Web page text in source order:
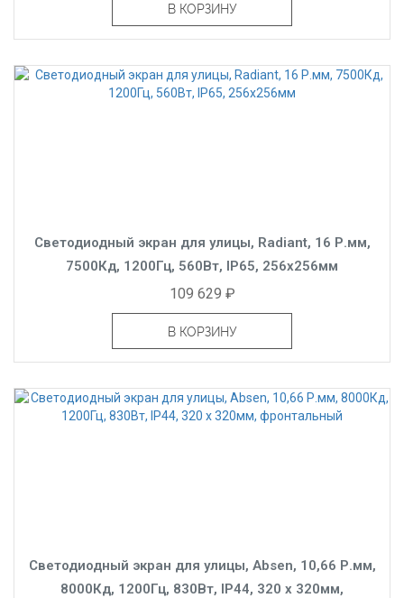
В КОРЗИНУ
Светодиодный экран для улицы, Radiant, 16 Р.мм,
7500Кд, 1200Гц, 560Вт, IP65, 256x256мм
109 629 ₽
В КОРЗИНУ
Светодиодный экран для улицы, Absen, 10,66 Р.мм,
8000Кд, 1200Гц, 830Вт, IP44, 320 x 320мм,